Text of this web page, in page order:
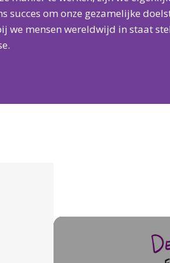
succes om onze gezamelijke
we mensen wereldwijd in staat